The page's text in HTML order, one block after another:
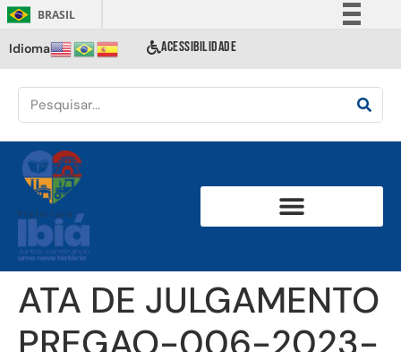
BRASIL
Comunica BR
Acesso à informação
Idioma ACESSIBILIDADE
ATA DE JULGAMENTO